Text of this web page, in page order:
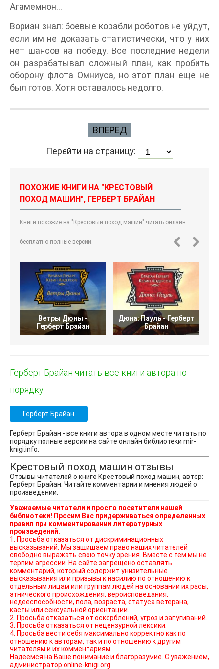
Агамемнон…
Вориан знал: боевые корабли роботов не уйдут,
если им не доказать статистически, что у них
нет шансов на победу. Все последние недели
он разрабатывал сложный план, как пробить
оборону флота Омниуса, но этот план еще не
был готов. Хотя оставалось недолго.
ВПЕРЕД
Перейти на страницу:
ПОХОЖИЕ КНИГИ НА "КРЕСТОВЫЙ
ПОХОД МАШИН", ГЕРБЕРТ БРАЙАН
Книги похожие на "Крестовый поход машин" читать онлайн
бесплатно полные версии.
Ветры Дюны -
Герберт Брайан
Дюна: Пауль - Герберт
Брайан
Герберт Брайан читать все книги автора по
порядку
Герберт Брайан
Герберт Брайан - все книги автора в одном месте читать по
порядку полные версии на сайте онлайн библиотеки mir-
knigi.info.
Крестовый поход машин отзывы
Отзывы читателей о книге Крестовый поход машин, автор:
Герберт Брайан. Читайте комментарии и мнения людей о
произведении.
Уважаемые читатели и просто посетители нашей
библиотеки! Просим Вас придерживаться определенных
правил при комментировании литературных
произведений.
1. Просьба отказаться от дискриминационных
высказываний. Мы защищаем право наших читателей
свободно выражать свою точку зрения. Вместе с тем мы не
терпим агрессии. На сайте запрещено оставлять
комментарий, который содержит унизительные
высказывания или призывы к насилию по отношению к
отдельным лицам или группам людей на основании их расы,
этнического происхождения, вероисповедания,
недееспособности, пола, возраста, статуса ветерана,
касты или сексуальной ориентации.
2. Просьба отказаться от оскорблений, угроз и запугиваний.
3. Просьба отказаться от нецензурной лексики.
4. Просьба вести себя максимально корректно как по
отношению к авторам, так и по отношению к другим
читателям и их комментариям.
Надеемся на Ваше понимание и благоразумие. С уважением,
администратор online-knigi.org